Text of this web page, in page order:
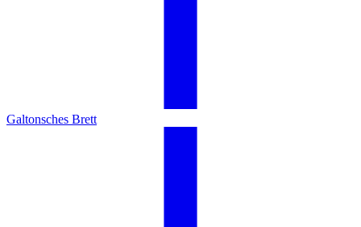
Galtonsches Brett